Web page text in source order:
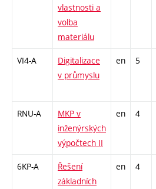
vlastnosti a
volba
materiálu
VI4-A
Digitalizace
v průmyslu
en 5
RNU-A
MKP v
inženýrských
výpočtech II
en 4
6KP-A
Řešení
základních
en 4